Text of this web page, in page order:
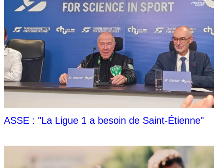
ASSE : "La Ligue 1 a besoin de Saint-Étienne"